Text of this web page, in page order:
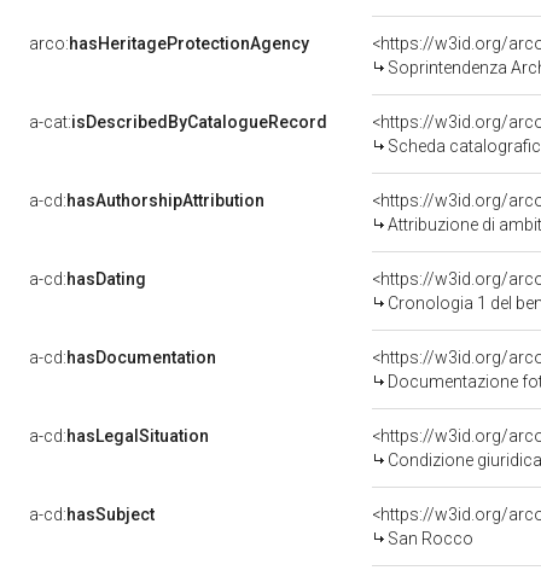
arco:hasHeritageProtectionAgency
<https://w3id.org/
Soprintendenza
a-cat:isDescribedByCatalogueRecord
<https://w3id.org/
Scheda
a-cd:hasAuthorshipAttribution
<https://w3id.org/
Attribuzione di
a-cd:hasDating
<https://w3id.org/
Cronologia 1 del
a-cd:hasDocumentation
Documentazione
a-cd:hasLegalSituation
Condizione
a-cd:hasSubject
<https://w3id.org/
San Rocco